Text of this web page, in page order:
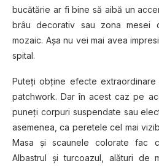
bucătărie ar fi bine să aibă un
brâu decorativ sau zona mesei
mozaic. Așa nu vei mai avea
spital.
Puteţi obține efecte
patchwork. Dar în acest caz pe
puneţi corpuri suspendate sau
asemenea, ca peretele cel mai
Masa și scaunele colorate fac
Albastrul și turcoazul, alături de